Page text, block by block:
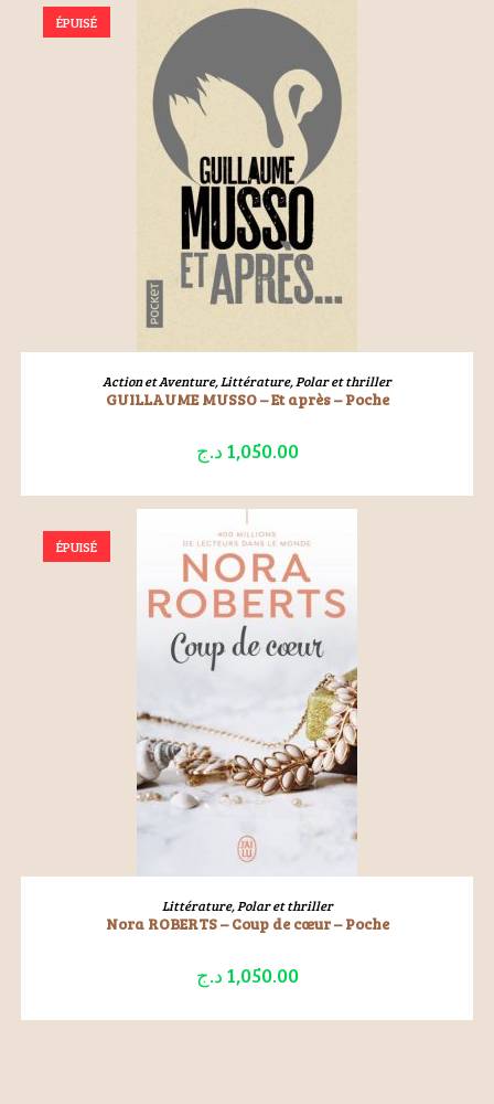
ÉPUISÉ
LIRE LA SUITE
Action et Aventure,Littérature,Polar et thriller
GUILLAUME MUSSO – Et après – Poche
1,050.00 د.ج
ÉPUISÉ
LIRE LA SUITE
Littérature,Polar et thriller
Nora ROBERTS – Coup de cœur – Poche
1,050.00 د.ج